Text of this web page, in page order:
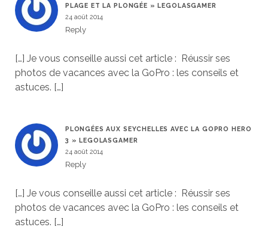
PLAGE ET LA PLONGÉE » LEGOLASGAMER
24 août 2014
Reply
[…] Je vous conseille aussi cet article : Réussir ses
photos de vacances avec la GoPro : les conseils et
astuces. […]
PLONGÉES AUX SEYCHELLES AVEC LA GOPRO HERO
3 » LEGOLASGAMER
24 août 2014
Reply
[…] Je vous conseille aussi cet article : Réussir ses
photos de vacances avec la GoPro : les conseils et
astuces. […]